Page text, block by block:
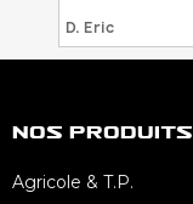
D. Eric
Nos Produits
Agricole & T.P.